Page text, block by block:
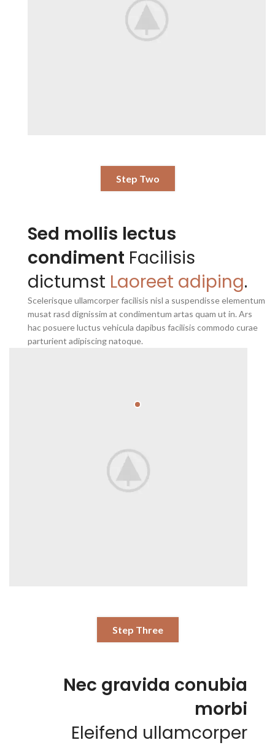
Step Two
Sed mollis lectus
condiment Facilisis
dictumst Laoreet adiping.
Scelerisque ullamcorper facilisis nisl a suspendisse elementum
musat rasd dignissim at condimentum artas quam ut in. Ars
hac posuere luctus vehicula dapibus facilisis commodo curae
parturient adipiscing natoque.
Step Three
Nec gravida conubia
morbi
Eleifend ullamcorper